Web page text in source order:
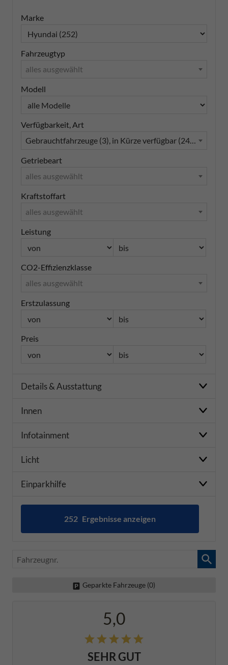
Marke
Fahrzeugtyp
alles ausgewählt
Modell
Verfügbarkeit, Art
Gebrauchtfahrzeuge (3), in Kürze verfügbar (249),
Getriebeart
alles ausgewählt
Kraftstoffart
alles ausgewählt
Leistung
CO2-Effizienzklasse
alles ausgewählt
Erstzulassung
Preis
Details & Ausstattung
Innen
Infotainment
Licht
Einparkhilfe
252 Ergebnisse anzeigen
Fahrzeugnr.
Geparkte Fahrzeuge (0)
5,0
SEHR GUT